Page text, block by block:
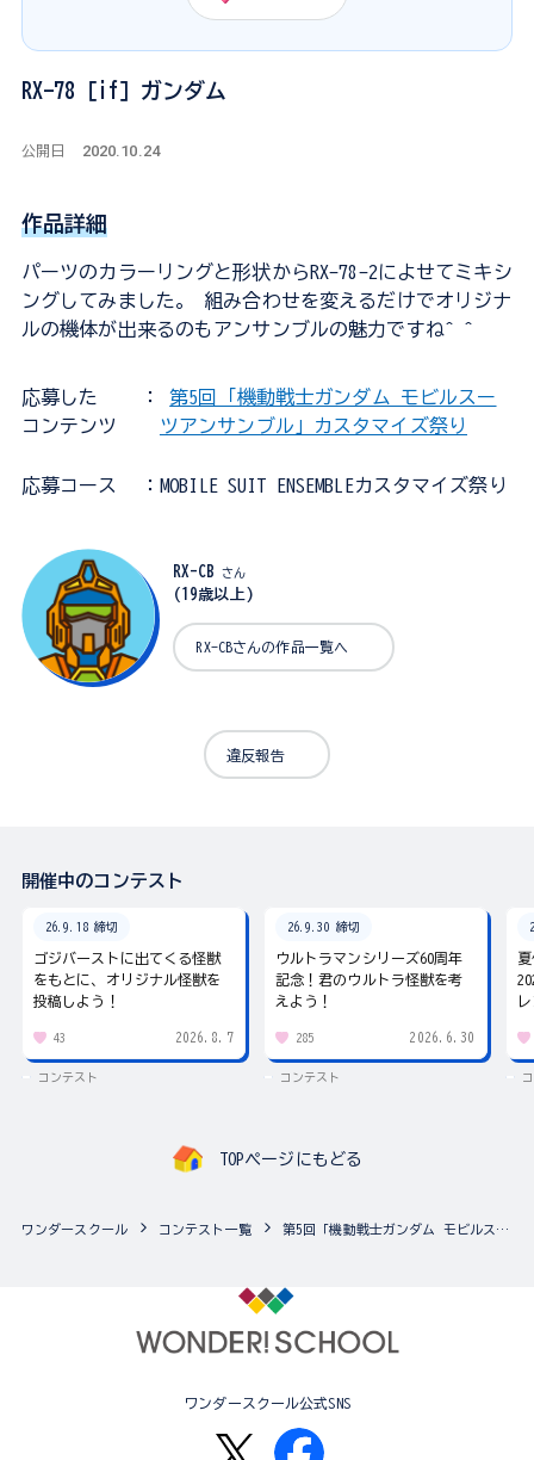
RX-78［if］ガンダム
公開日 2020.10.24
作品詳細
パーツのカラーリングと形状からRX-78-2によせてミキシ
ングしてみました。 組み合わせを変えるだけでオリジナ
ルの機体が出来るのもアンサンブルの魅力ですね^ ^
応募した
コンテンツ
：第5回「機動戦士ガンダム モビルスー
ツアンサンブル」カスタマイズ祭り
応募コース ：MOBILE SUIT ENSEMBLEカスタマイズ祭り
RX-CB さん
(19歳以上)
RX-CBさんの作品一覧へ
違反報告
開催中のコンテスト
26.9.18 締切
ゴジバーストに出てくる怪獣
をもとに、オリジナル怪獣を
投稿しよう！
43 2026.8.7
コンテスト
26.9.30 締切
ウルトラマンシリーズ60周年
記念！君のウルトラ怪獣を考
えよう！
285 2026.6.30
コンテスト
TOPページにもどる
ワンダースクール コンテスト一覧 第5回「機動戦士ガンダム モビルスーツアンサンブル」カスタマイズ祭り
ワンダースクール公式SNS